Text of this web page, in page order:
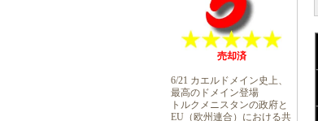
売却済
6/21 カエルドメイン史上、
最高のドメイン登場
トルクメニスタンの政府と
EU（欧州連合）における共